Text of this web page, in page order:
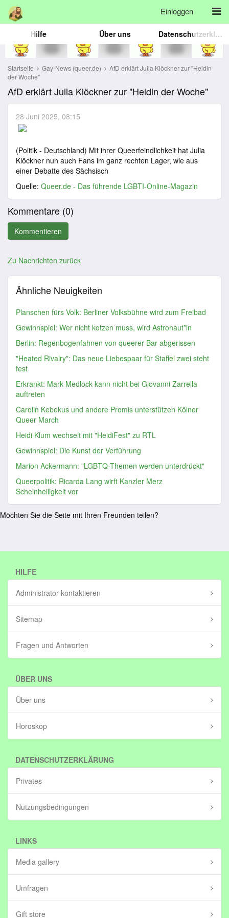
Einloggen
Hilfe Über uns Datenschutzerklärung
Startseite Gay-News (queer.de)
AfD erklärt Julia Klöckner zur "Heldin
der Woche"
AfD erklärt Julia Klöckner zur "Heldin der Woche"
28 Juni 2025, 08:15
(Politik - Deutschland) Mit ihrer Queerfeindlichkeit hat Julia
Klöckner nun auch Fans im ganz rechten Lager, wie aus
einer Debatte des Sächsisch
Quelle: Queer.de - Das führende LGBTI-Online-Magazin
Kommentare (0)
Zu Nachrichten zurück
Ähnliche Neuigkeiten
Planschen fürs Volk: Berliner Volksbühne wird zum Freibad
Gewinnspiel: Wer nicht kotzen muss, wird Astronaut*in
Berlin: Regenbogenfahnen von queerer Bar abgerissen
"Heated Rivalry": Das neue Liebespaar für Staffel zwei steht
fest
Erkrankt: Mark Medlock kann nicht bei Giovanni Zarrella
auftreten
Carolin Kebekus und andere Promis unterstützen Kölner
Queer March
Heidi Klum wechselt mit "HeidiFest" zu RTL
Gewinnspiel: Die Kunst der Verführung
Marion Ackermann: "LGBTQ-Themen werden unterdrückt"
Queerpolitik: Ricarda Lang wirft Kanzler Merz
Scheinheiligkeit vor
Möchten Sie die Seite mit Ihren Freunden teilen?
HILFE
Administrator kontaktieren
Sitemap
Fragen und Antworten
ÜBER UNS
Über uns
Horoskop
DATENSCHUTZERKLÄRUNG
Privates
Nutzungsbedingungen
LINKS
Media gallery
Umfragen
Gift store